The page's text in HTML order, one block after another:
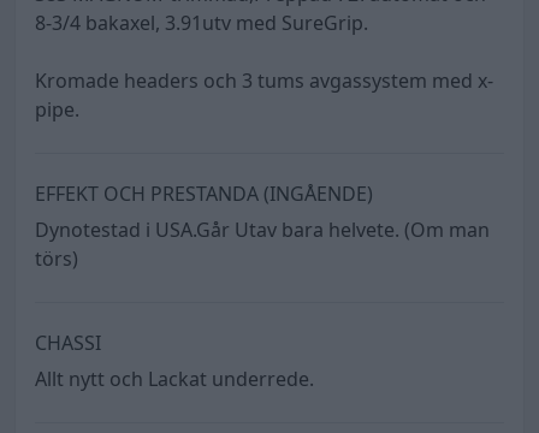
8-3/4 bakaxel, 3.91utv med SureGrip.
Kromade headers och 3 tums avgassystem med x-
pipe.
EFFEKT OCH PRESTANDA (INGÅENDE)
Dynotestad i USA.Går Utav bara helvete. (Om man
törs)
CHASSI
Allt nytt och Lackat underrede.